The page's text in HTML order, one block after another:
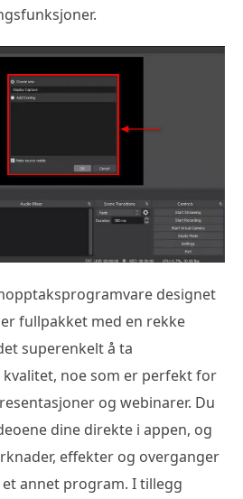
designet
fullpakket med en rekke
superenkelt å ta
noe som er perfekt for
og webinarer. Du
dine direkte i appen, og
effekter og overganger
annet program. I tillegg